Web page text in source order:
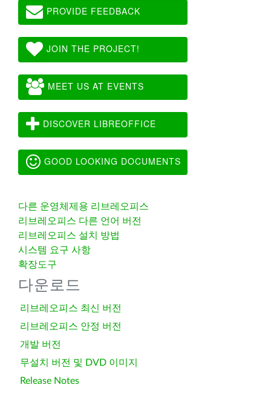
PROVIDE FEEDBACK
JOIN THE PROJECT!
MEET US AT EVENTS
DISCOVER LIBREOFFICE
GOOD LOOKING DOCUMENTS
다른 운영체제용 리브레오피스
리브레오피스 다른 언어 버전
리브레오피스 설치 방법
시스템 요구 사항
확장도구
다운로드
리브레오피스 최신 버전
리브레오피스 안정 버전
개발 버전
무설치 버전 및 DVD 이미지
Release Notes